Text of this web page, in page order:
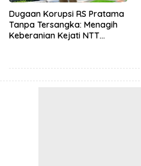
Dugaan Korupsi RS Pratama
Tanpa Tersangka: Menagih
Keberanian Kejati NTT